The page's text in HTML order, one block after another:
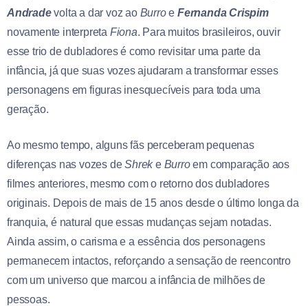
Andradevolta a dar voz ao BurroeFernanda Crispim
novamente interpreta Fiona. Para muitos brasileiros, ouvir
esse trio de dubladores é como revisitar uma parte da
infância, já que suas vozes ajudaram a transformar esses
personagens em figuras inesquecíveis para toda uma
geração.
Ao mesmo tempo, alguns fãs perceberam pequenas
diferenças nas vozes deShreke Burroem comparação aos
filmes anteriores, mesmo com o retorno dos dubladores
originais. Depois de mais de 15 anos desde o último longa da
franquia, é natural que essas mudanças sejam notadas.
Ainda assim, o carisma e a essência dos personagens
permanecem intactos, reforçando a sensação de reencontro
com um universo que marcou a infância de milhões de
pessoas.